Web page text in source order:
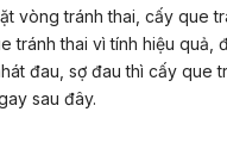
vòng tránh thai, cấy que
tránh thai vì tính hiệu quả,
đau, sợ đau thì cấy que
sau đây.